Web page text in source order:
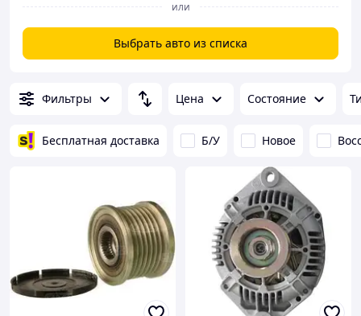
или
Выбрать авто из списка
Фильтры Цена Состояние
Бесплатная доставка Б/У Новое